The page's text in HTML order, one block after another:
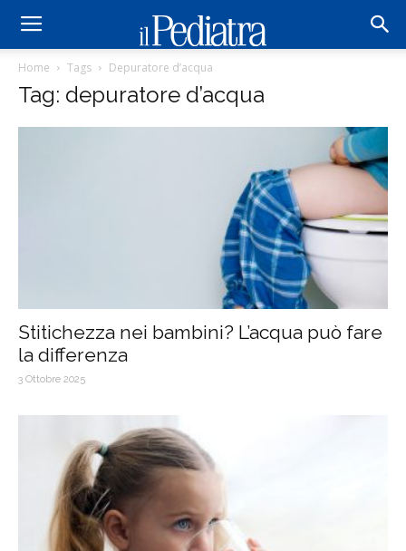
Home Tags Depuratore d’acqua
Tag: depuratore d’acqua
Stitichezza nei bambini? L’acqua può fare
la differenza
3 Ottobre 2025